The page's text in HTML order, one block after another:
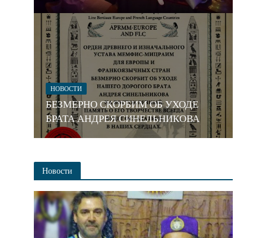
НОВОСТИ
БЕЗМЕРНО СКОРБИМ ОБ УХОДЕ
БРАТА АНДРЕЯ СИНЕЛЬНИКОВА
Новости